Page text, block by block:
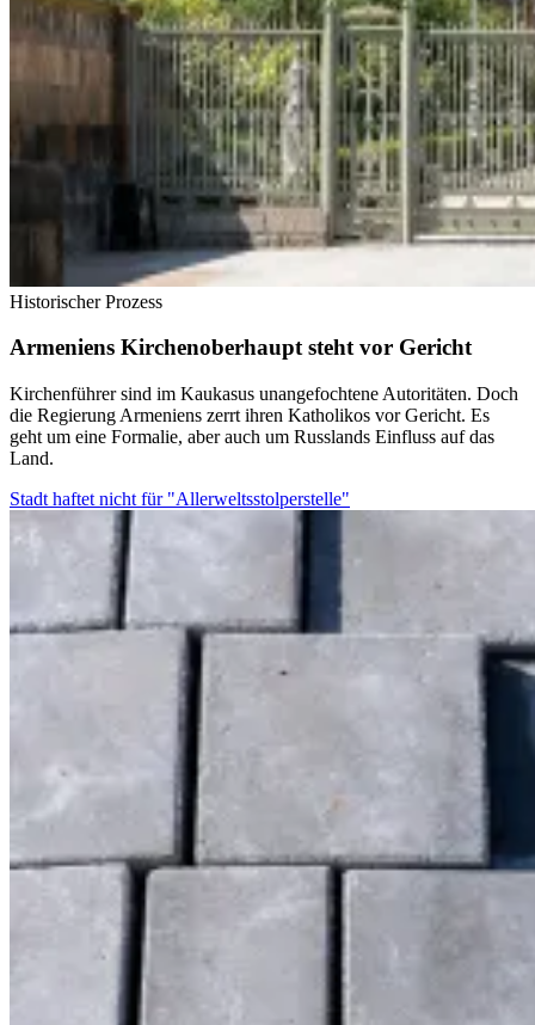
Historischer Prozess
Armeniens Kirchenoberhaupt steht vor Gericht
Kirchenführer sind im Kaukasus unangefochtene Autoritäten. Doch
die Regierung Armeniens zerrt ihren Katholikos vor Gericht. Es
geht um eine Formalie, aber auch um Russlands Einfluss auf das
Land.
Stadt haftet nicht für "Allerweltsstolperstelle"